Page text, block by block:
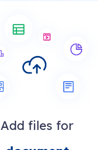
Add files for